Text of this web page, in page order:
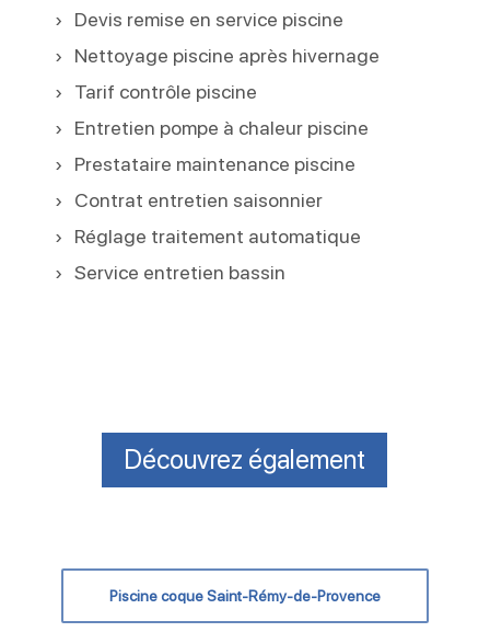
Devis remise en service piscine
Nettoyage piscine après hivernage
Tarif contrôle piscine
Entretien pompe à chaleur piscine
Prestataire maintenance piscine
Contrat entretien saisonnier
Réglage traitement automatique
Service entretien bassin
Découvrez également
Piscine coque Saint-Rémy-de-Provence